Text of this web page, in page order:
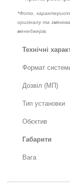
*Фото,
оригіналу та
менеджерів.
Технічні
Формат
Дозвіл (МП)
Тип установки
Обєктив
Габарити
Вага